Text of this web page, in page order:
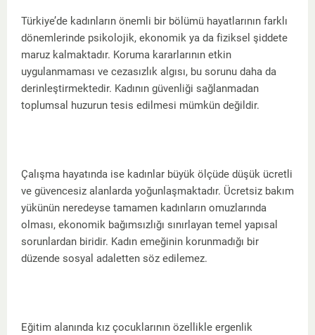
Türkiye’de kadınların önemli bir bölümü hayatlarının farklı
dönemlerinde psikolojik, ekonomik ya da fiziksel şiddete
maruz kalmaktadır. Koruma kararlarının etkin
uygulanmaması ve cezasızlık algısı, bu sorunu daha da
derinleştirmektedir. Kadının güvenliği sağlanmadan
toplumsal huzurun tesis edilmesi mümkün değildir.
Çalışma hayatında ise kadınlar büyük ölçüde düşük ücretli
ve güvencesiz alanlarda yoğunlaşmaktadır. Ücretsiz bakım
yükünün neredeyse tamamen kadınların omuzlarında
olması, ekonomik bağımsızlığı sınırlayan temel yapısal
sorunlardan biridir. Kadın emeğinin korunmadığı bir
düzende sosyal adaletten söz edilemez.
Eğitim alanında kız çocuklarının özellikle ergenlik